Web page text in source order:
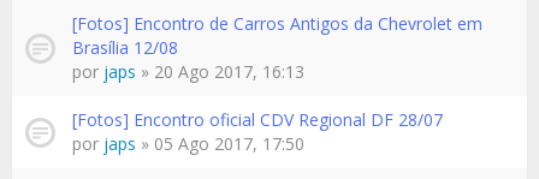
[Fotos] Encontro de Carros Antigos da Chevrolet em
Brasília 12/08
por japs » 20 Ago 2017, 16:13
[Fotos] Encontro oficial CDV Regional DF 28/07
por japs » 05 Ago 2017, 17:50